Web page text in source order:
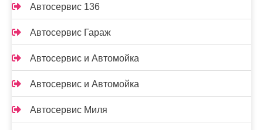
Автосервис 136
Автосервис Гараж
Автосервис и Автомойка
Автосервис и Автомойка
Автосервис Миля